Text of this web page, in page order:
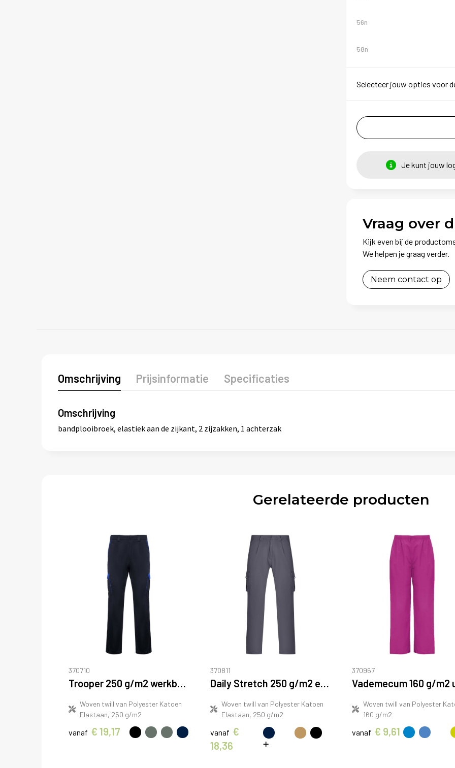
56n
58n
Selecteer jouw opties voor
Je kunt jouw
Vraag over
Kijk even bij de
We helpen je graag verder.
Neem contact op
Omschrijving Prijsinformatie Specificaties
Omschrijving
bandplooibroek, elastiek aan de zijkant, 2 zijzakken, 1 achterzak
Gerelateerde producten
370710
Trooper 250 g/m2 werkbroek
Woven twill van Polyester Katoen
Elastaan, 250 g/m2
vanaf € 19,17
370811
Daily Stretch 250 g/m2 elastaan werkbroek
Woven twill van Polyester Katoen
Elastaan, 250 g/m2
vanaf €
18,36
370967
Woven twill van Polyester
160 g/m2
vanaf € 9,61